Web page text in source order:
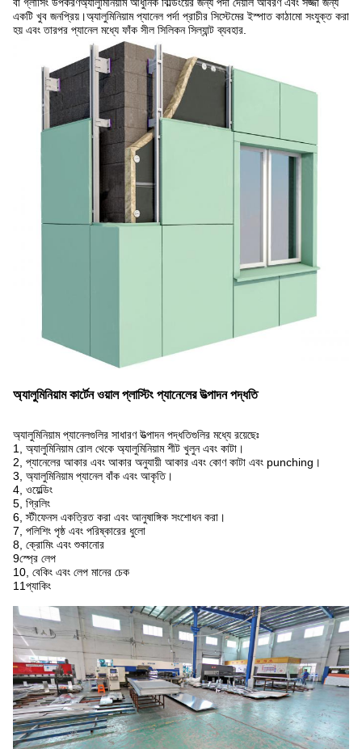
একটি খুব জনপ্রিয়।অ্যালুমিনিয়াম প্যানেল পর্দা প্রাচীর সিস্টেমের ইস্পাত কাঠামো সংযুক্ত করা
হয় এবং তারপর প্যানেল মধ্যে ফাঁক সীল সিলিকন সিল্যান্ট ব্যবহার.
অ্যালুমিনিয়াম কার্টেন ওয়াল প্লাস্টিং প্যানেলের উত্পাদন পদ্ধতি
অ্যালুমিনিয়াম প্যানেলগুলির সাধারণ উত্পাদন পদ্ধতিগুলির মধ্যে রয়েছেঃ
1, অ্যালুমিনিয়াম রোল থেকে অ্যালুমিনিয়াম শীট খুলুন এবং কাটা।
2, প্যানেলের আকার এবং আকার অনুযায়ী আকার এবং কোণ কাটা এবং punching।
3, অ্যালুমিনিয়াম প্যানেল বাঁক এবং আকৃতি।
4, ওয়েল্ডিং
5, গ্রিলিং
6, স্টীফেনস একত্রিত করা এবং আনুষাঙ্গিক সংশোধন করা।
7, পলিশিং পৃষ্ঠ এবং পরিষ্কারের ধুলো
8, ক্রোমিং এবং শুকানোর
9স্প্রে লেপ
10, বেকিং এবং লেপ মানের চেক
11প্যাকিং